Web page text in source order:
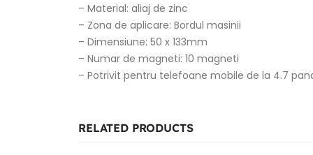
– Material: aliaj de zinc
– Zona de aplicare: Bordul masinii
– Dimensiune: 50 x 133mm
– Numar de magneti: 10 magneti
– Potrivit pentru telefoane mobile de la 4.7
RELATED PRODUCTS